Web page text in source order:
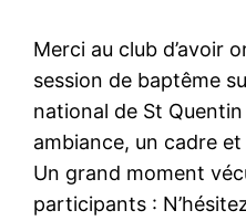
Merci au club d’avoir
session de baptême
national de St
ambiance, un cadre
Un grand moment
participants :